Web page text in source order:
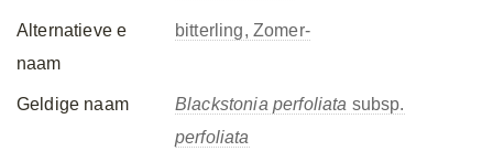
Alternatieve e
naam
bitterling, Zomer-
Geldige naam Blackstonia perfoliata subsp.
perfoliata